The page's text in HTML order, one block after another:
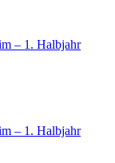
– 1. Halbjahr
– 1. Halbjahr